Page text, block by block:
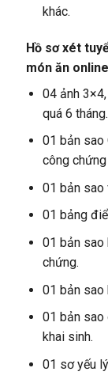
khác.
Hồ sơ xét
món ăn online
04 ảnh
quá 6 tháng.
01 bản sao
công
01 bản sao
01 bảng
01 bản sao
chứng.
01 bản sao
01 bản sao
khai sinh.
01 sơ yếu